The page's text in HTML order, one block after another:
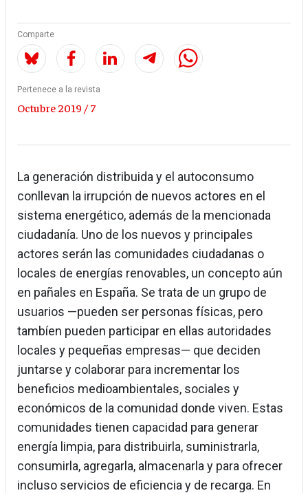
Comparte
Pertenece a la revista
Octubre 2019 / 7
La generación distribuida y el autoconsumo
conllevan la irrupción de nuevos actores en el
sistema energético, además de la mencionada
ciudadanía. Uno de los nuevos y principales
actores serán las comunidades ciudadanas o
locales de energías renovables, un concepto aún
en pañales en España. Se trata de un grupo de
usuarios —pueden ser personas físicas, pero
tambíen pueden participar en ellas autoridades
locales y pequeñas empresas— que deciden
juntarse y colaborar para incrementar los
beneficios medioambientales, sociales y
económicos de la comunidad donde viven. Estas
comunidades tienen capacidad para generar
energía limpia, para distribuirla, suministrarla,
consumirla, agregarla, almacenarla y para ofrecer
incluso servicios de eficiencia y de recarga. En